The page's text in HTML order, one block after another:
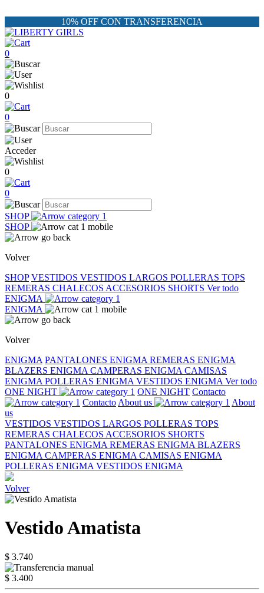
10% OFF CON TRANSFERENCIA
0
0
0
Acceder
0
0
SHOP
SHOP
Volver
SHOP VESTIDOS VESTIDOS LARGOS POLLERAS TOPS
REMERAS CHALECOS ACCESORIOS SHORTS Ver todo
ENIGMA
ENIGMA
Volver
ENIGMA PANTALONES ENIGMA REMERAS ENIGMA
BLAZERS ENIGMA CAMPERAS ENIGMA CAMISAS
ENIGMA POLLERAS ENIGMA VESTIDOS ENIGMA Ver todo
ONE NIGHT
ONE NIGHT Contacto
Contacto About us
About
us
VESTIDOS VESTIDOS LARGOS POLLERAS TOPS
REMERAS CHALECOS ACCESORIOS SHORTS
PANTALONES ENIGMA REMERAS ENIGMA BLAZERS
ENIGMA CAMPERAS ENIGMA CAMISAS ENIGMA
POLLERAS ENIGMA VESTIDOS ENIGMA
Volver
Vestido Amatista
$ 3.740
$ 3.400